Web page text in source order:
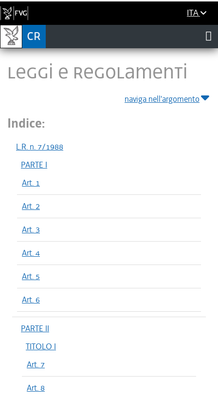
ITA
LEGGI E REGOLAMENTI
naviga nell'argomento
Indice:
L.R. n. 7/1988
PARTE I
Art. 1
Art. 2
Art. 3
Art. 4
Art. 5
Art. 6
PARTE II
TITOLO I
Art. 7
Art. 8